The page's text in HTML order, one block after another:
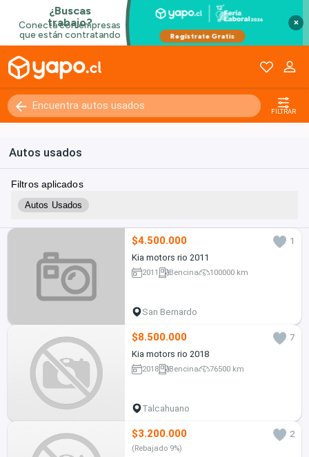
×
FILTRAR
Autos usados
Filtros aplicados
Autos Usados
$4.500.000
1
Kia motors rio 2011
2011 Bencina 100000 km
San Bernardo
$8.500.000
7
Kia motors rio 2018
2018 Bencina 76500 km
Talcahuano
$3.200.000 2
(Rebajado 9%)